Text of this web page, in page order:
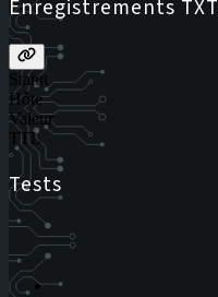
Enregistrements TXT
Statut
Hôte
Valeur
TTL
Tests